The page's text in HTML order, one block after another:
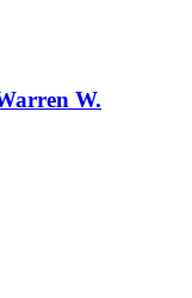
W.